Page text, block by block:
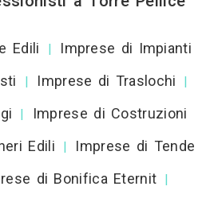
Edili |
Imprese di Impianti
| Imprese di Traslochi |
|
Imprese di Costruzioni
Edili |
Imprese di Tende
di Bonifica Eternit |